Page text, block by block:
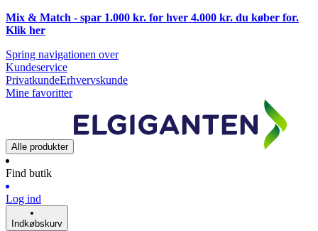
Mix & Match - spar 1.000 kr. for hver 4.000 kr. du køber for.
Klik her
Spring navigationen over
Kundeservice
PrivatkundeErhvervskunde
Mine favoritter
Alle produkter
Find butik
Log ind
Indkøbskurv